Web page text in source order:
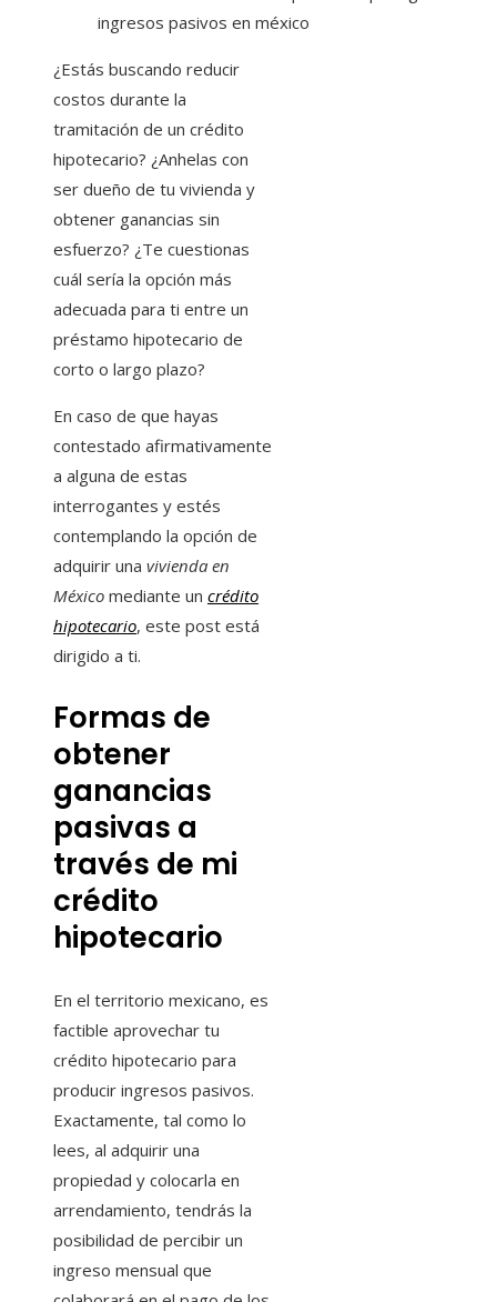
ingresos pasivos en méxico
¿Estás buscando reducir
costos durante la
tramitación de un crédito
hipotecario? ¿Anhelas con
ser dueño de tu vivienda y
obtener ganancias sin
esfuerzo? ¿Te cuestionas
cuál sería la opción más
adecuada para ti entre un
préstamo hipotecario de
corto o largo plazo?
En caso de que hayas
contestado afirmativamente
a alguna de estas
interrogantes y estés
contemplando la opción de
adquirir una vivienda en
México mediante un crédito
hipotecario, este post está
dirigido a ti.
Formas de
obtener
ganancias
pasivas a
través de mi
crédito
hipotecario
En el territorio mexicano, es
factible aprovechar tu
crédito hipotecario para
producir ingresos pasivos.
Exactamente, tal como lo
lees, al adquirir una
propiedad y colocarla en
arrendamiento, tendrás la
posibilidad de percibir un
ingreso mensual que